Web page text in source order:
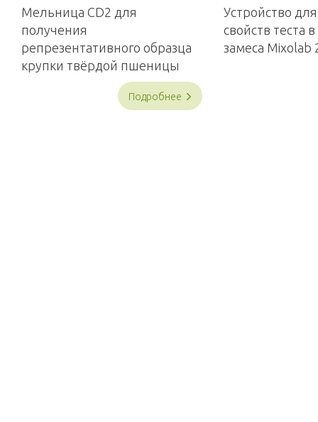
Мельница CD2 для
получения
репрезентативного образца
крупки твёрдой пшеницы
Подробнее
Устройство
свойств теста
замеса Mixolab